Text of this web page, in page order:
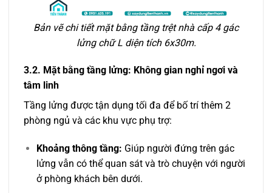
Bản vẽ chi tiết mặt bằng tầng trệt nhà cấp 4 gác
lửng chữ L diện tích 6x30m.
3.2. Mặt bằng tầng lửng: Không gian nghỉ ngơi và
tâm linh
Tầng lửng được tận dụng tối đa để bố trí thêm 2
phòng ngủ và các khu vực phụ trợ:
Khoảng thông tầng: Giúp người đứng trên gác
lửng vẫn có thể quan sát và trò chuyện với người
ở phòng khách bên dưới.